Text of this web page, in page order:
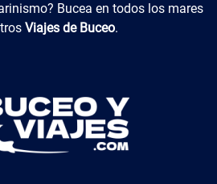
Bucea en todos los mares
Viajes de Buceo.